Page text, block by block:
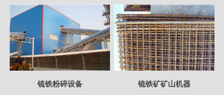
锍铁粉碎设备 锍铁矿矿山机器